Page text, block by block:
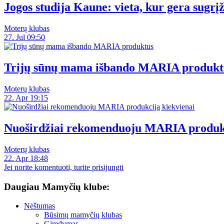
Jogos studija Kaune: vieta, kur gera
Moterų klubas
27. Jul 09:50
Trijų sūnų mama išbando MARIA
Moterų klubas
22. Apr 19:15
Nuoširdžiai rekomenduoju MARIA
Moterų klubas
22. Apr 18:48
Jei norite komentuoti, turite prisijungti
Daugiau Mamyčių klube:
Nėštumas
Būsimų mamyčių klubas